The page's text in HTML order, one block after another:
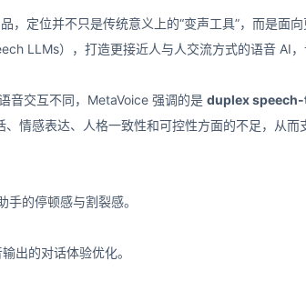
，定位并不只是传统意义上的“变声工具”，而是面
LLMs），打造更接近人与人交流方式的语音 AI
音交互不同，MetaVoice 强调的是 duplex
情感表达、人格一致性和可控性方面的不足，从而
的停顿感与割裂感。
出的对话体验优化。